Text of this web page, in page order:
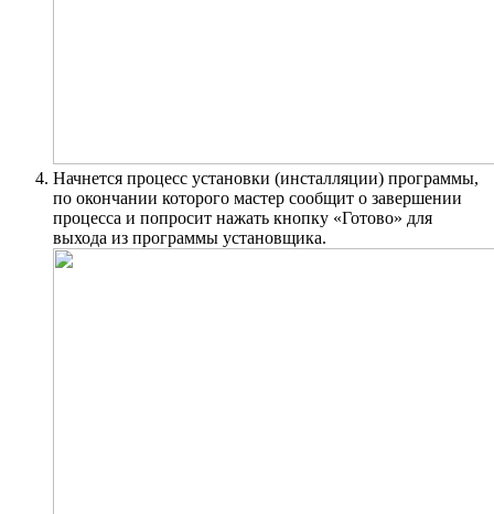
Начнется процесс установки (инсталляции) программы,
по окончании которого мастер сообщит о завершении
процесса и попросит нажать кнопку «Готово» для
выхода из программы установщика.